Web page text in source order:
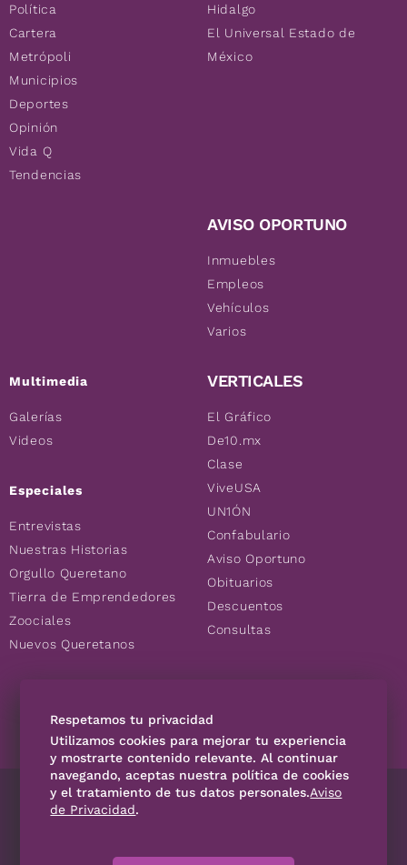
Política
Cartera
Metrópoli
Municipios
Deportes
Opinión
Vida Q
Tendencias
Multimedia
Galerías
Videos
Especiales
Entrevistas
Nuestras Historias
Orgullo Queretano
Tierra de Emprendedores
Zoociales
Nuevos Queretanos
Hidalgo
El Universal Estado de
México
AVISO OPORTUNO
Inmuebles
Empleos
Vehículos
Varios
VERTICALES
El Gráfico
De10.mx
Clase
ViveUSA
UN1ÓN
Confabulario
Aviso Oportuno
Obituarios
Descuentos
Consultas
Directorio Contáctanos Código de Ética
Violencia
Publicidad
Respetamos tu privacidad
Utilizamos cookies para mejorar tu experiencia
y mostrarte contenido relevante. Al continuar
navegando, aceptas nuestra política de cookies
y el tratamiento de tus datos personales.Aviso
de Privacidad.